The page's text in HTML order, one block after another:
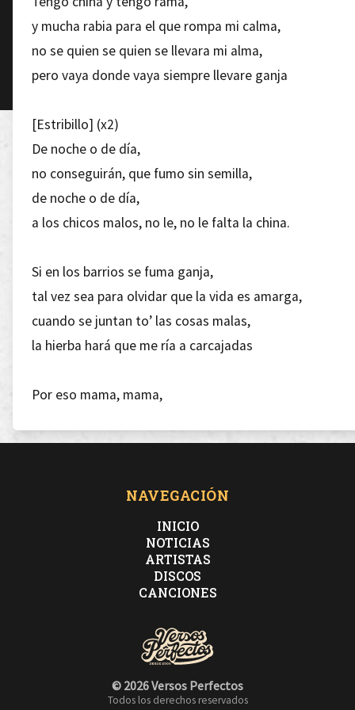
y mucha rabia para el que rompa mi calma,
no se quien se quien se llevara mi alma,
pero vaya donde vaya siempre llevare ganja
[Estribillo] (x2)
De noche o de día,
no conseguirán, que fumo sin semilla,
de noche o de día,
a los chicos malos, no le, no le falta la china.
Si en los barrios se fuma ganja,
tal vez sea para olvidar que la vida es amarga,
cuando se juntan to’ las cosas malas,
la hierba hará que me ría a carcajadas
Por eso mama, mama,
por eso mama, mama,
no conseguirán, que fumo sin semilla,
No es mucho pedir,
NAVEGACIÓN
INICIO
NOTICIAS
ARTISTAS
DISCOS
CANCIONES
© 2026 Versos Perfectos
Todos los derechos reservados